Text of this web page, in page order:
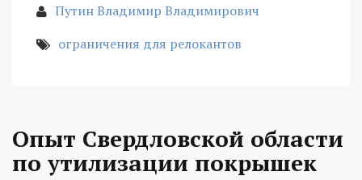
Путин Владимир Владимирович
ограничения для релокантов
Опыт Свердловской области
по утилизации покрышек